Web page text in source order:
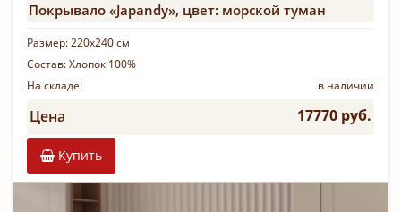
Покрывало «Japandy», цвет: морской туман
Размер:220х240 см
Состав:Хлопок 100%
На складе:
в наличии
Цена 17770 руб.
Купить